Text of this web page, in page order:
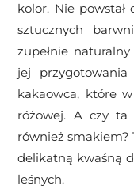
kolor. Nie
sztucznych
zupełnie
jej
kakaowca, które
różowej. A czy ta
również smakiem?
delikatną kwaśną
leśnych.